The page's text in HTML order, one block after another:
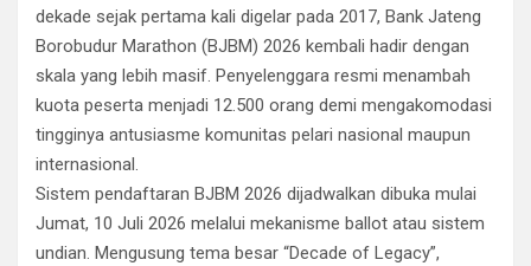
dekade sejak pertama kali digelar pada 2017, Bank Jateng
Borobudur Marathon (BJBM) 2026 kembali hadir dengan
skala yang lebih masif. Penyelenggara resmi menambah
kuota peserta menjadi 12.500 orang demi mengakomodasi
tingginya antusiasme komunitas pelari nasional maupun
internasional.
​Sistem pendaftaran BJBM 2026 dijadwalkan dibuka mulai
Jumat, 10 Juli 2026 melalui mekanisme ballot atau sistem
undian. Mengusung tema besar “Decade of Legacy”,